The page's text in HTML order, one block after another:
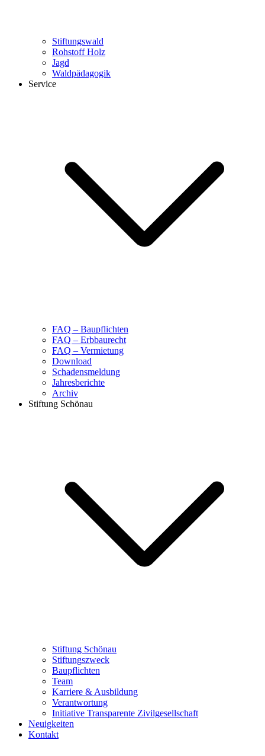
Stiftungswald
Rohstoff Holz
Jagd
Waldpädagogik
Service
FAQ – Baupflichten
FAQ – Erbbaurecht
FAQ – Vermietung
Download
Schadensmeldung
Jahresberichte
Archiv
Stiftung Schönau
Stiftung Schönau
Stiftungszweck
Baupflichten
Team
Karriere & Ausbildung
Verantwortung
Initiative Transparente Zivilgesellschaft
Neuigkeiten
Kontakt